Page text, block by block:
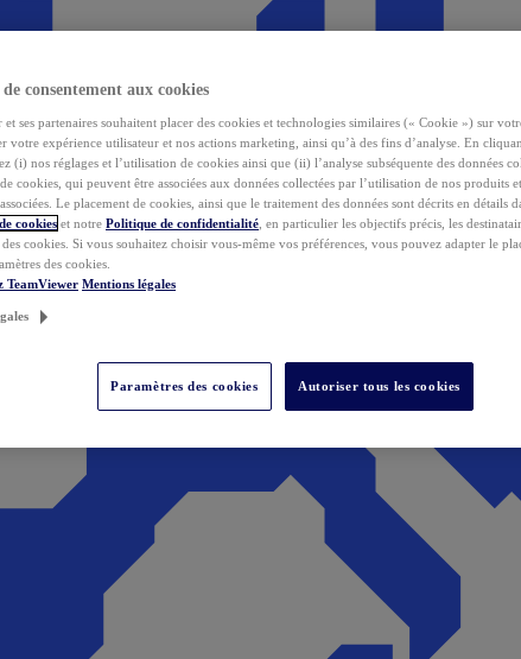
consentement aux cookies
et ses partenaires souhaitent placer des cookies et technologies similaires (« Cookie ») sur
votre expérience utilisateur et nos actions marketing, ainsi qu’à des fins d’analyse. En
(i) nos réglages et l’utilisation de cookies ainsi que (ii) l’analyse subséquente des données
cookies, qui peuvent être associées aux données collectées par l’utilisation de nos produits
Le placement de cookies, ainsi que le traitement des données sont décrits en détails
cookies et notre Politique de confidentialité , en particulier les objectifs précis, les
des cookies. Si vous souhaitez choisir vous-même vos préférences, vous pouvez adapter le
des cookies.
TeamViewer Mentions légales
Paramètres des cookies Autoriser tous les cookies